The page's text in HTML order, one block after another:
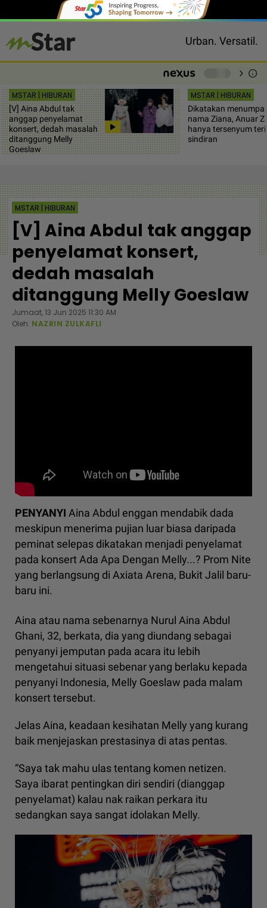
Urban. Versatil.
chevron_right info
MSTAR | HIBURAN
[V] Aina Abdul tak
anggap penyelamat
konsert, dedah masalah
ditanggung Melly
Goeslaw
MSTAR | HIBURAN
Dikatakan
nama Ziana, Anuar
hanya tersenyum
sindiran
MSTAR | HIBURAN
[V] Aina Abdul tak anggap
penyelamat konsert,
dedah masalah
ditanggung Melly Goeslaw
Jumaat, 13 Jun 2025 11:30 AM
Oleh: NAZRIN ZULKAFLI
PENYANYI Aina Abdul enggan mendabik dada
meskipun menerima pujian luar biasa daripada
peminat selepas dikatakan menjadi penyelamat
pada konsert Ada Apa Dengan Melly...? Prom Nite
yang berlangsung di Axiata Arena, Bukit Jalil baru-
baru ini.
Aina atau nama sebenarnya Nurul Aina Abdul
Ghani, 32, berkata, dia yang diundang sebagai
penyanyi jemputan pada acara itu lebih
mengetahui situasi sebenar yang berlaku kepada
penyanyi Indonesia, Melly Goeslaw pada malam
konsert tersebut.
Jelas Aina, keadaan kesihatan Melly yang kurang
baik menjejaskan prestasinya di atas pentas.
“Saya tak mahu ulas tentang komen netizen.
Saya ibarat pentingkan diri sendiri (dianggap
penyelamat) kalau nak raikan perkara itu
sedangkan saya sangat idolakan Melly.